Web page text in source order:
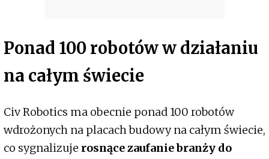
Ponad 100 robotów w działaniu
na całym świecie
Civ Robotics ma obecnie ponad 100 robotów
wdrożonych na placach budowy na całym świecie,
co sygnalizuje rosnące zaufanie branży do